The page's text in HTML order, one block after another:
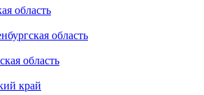
область
область
область
край